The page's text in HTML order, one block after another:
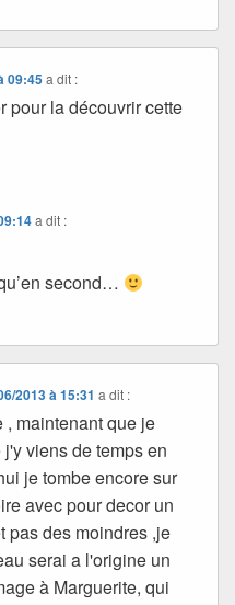
09:45 a dit :
pour la découvrir cette
a dit :
second…
2013 à 15:31 a dit :
maintenant que je
viens de temps en
je tombe encore sur
avec pour decor un
pas des moindres ,je
serai a l'origine un
à Marguerite, qui